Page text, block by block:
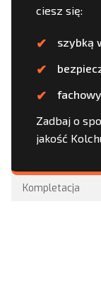
ciesz się:
szybką
Zadbaj o
jakość
Kompletacja